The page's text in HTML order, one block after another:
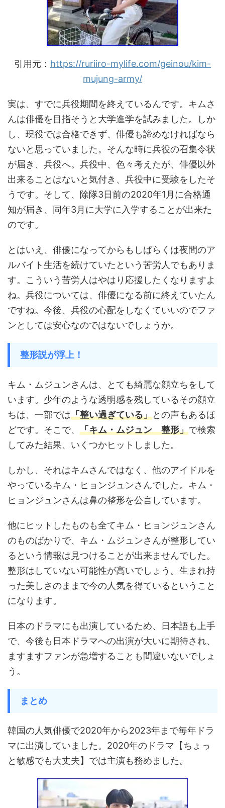
引用元： https://ruriiro-mylife.com/geinou/kim-
mujung-army/
実は、すでに兵役期間を終えているんです。キムさ
んは俳優を目指そうと大学進学を試みました。しか
し、現役では合格できず、俳優も諦めなければなら
ないと思っていました。そんな時に兵役の召集令状
が届き、兵役へ。兵役中、色々考えたが、俳優以外
出来ることはないと気付き、兵役中に受験をしたそ
うです。そして、除隊3日前の2020年1月に合格通
知が届き、同年3月に大学に入学することが出来た
のです。
とはいえ、俳優になってからもしばらくは夜間のア
ルバイト生活を続けていたという苦労人でもありま
す。こういう苦労人はやはり応援したくなりますよ
ね。兵役については、俳優になる前に終えていたん
ですね。今後、兵役の心配をしなくていいのでファ
ンとしては安心なのではないでしょうか。
整形説が浮上！
キム・ムジュンさんは、とても綺麗な顔立ちをして
います。少年のような透明感を残しているその顔立
ちは、一部では「整い過ぎている」との声もあるほ
どです。そこで、 「キム・ムジュン 整形」で検索
してみた結果、いくつかヒットしました。
しかし、それはキムさんではなく、他のアイドルを
やっているキム・ヒョンジュンさんでした。キム・
ヒョンジュンさんは鼻の整形を公言しています。
他にヒットしたものも全てキム・ヒョンジュンさん
のものばかりで、キム・ムジュンさんが整形してい
るという情報は見つけることが出来ませんでした。
整形はしていない可能性が高いでしょう。生まれ持
った美しさのままで今の人気を得ているということ
になります。
日本のドラマにも出演しているため、日本語も上手
で、今後も日本ドラマへの出演が大いに期待され、
ますますファンが急増することも間違いないでしょ
う。
まとめ
韓国の人気俳優で2020年から2023年まで毎年ドラ
マに出演していました。2020年のドラマ【ちょっ
と敏感でも大丈夫】では主演も務めました。